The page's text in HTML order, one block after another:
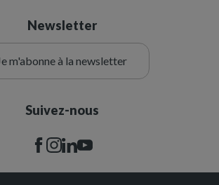
Newsletter
m'abonne à la newsletter
Suivez-nous